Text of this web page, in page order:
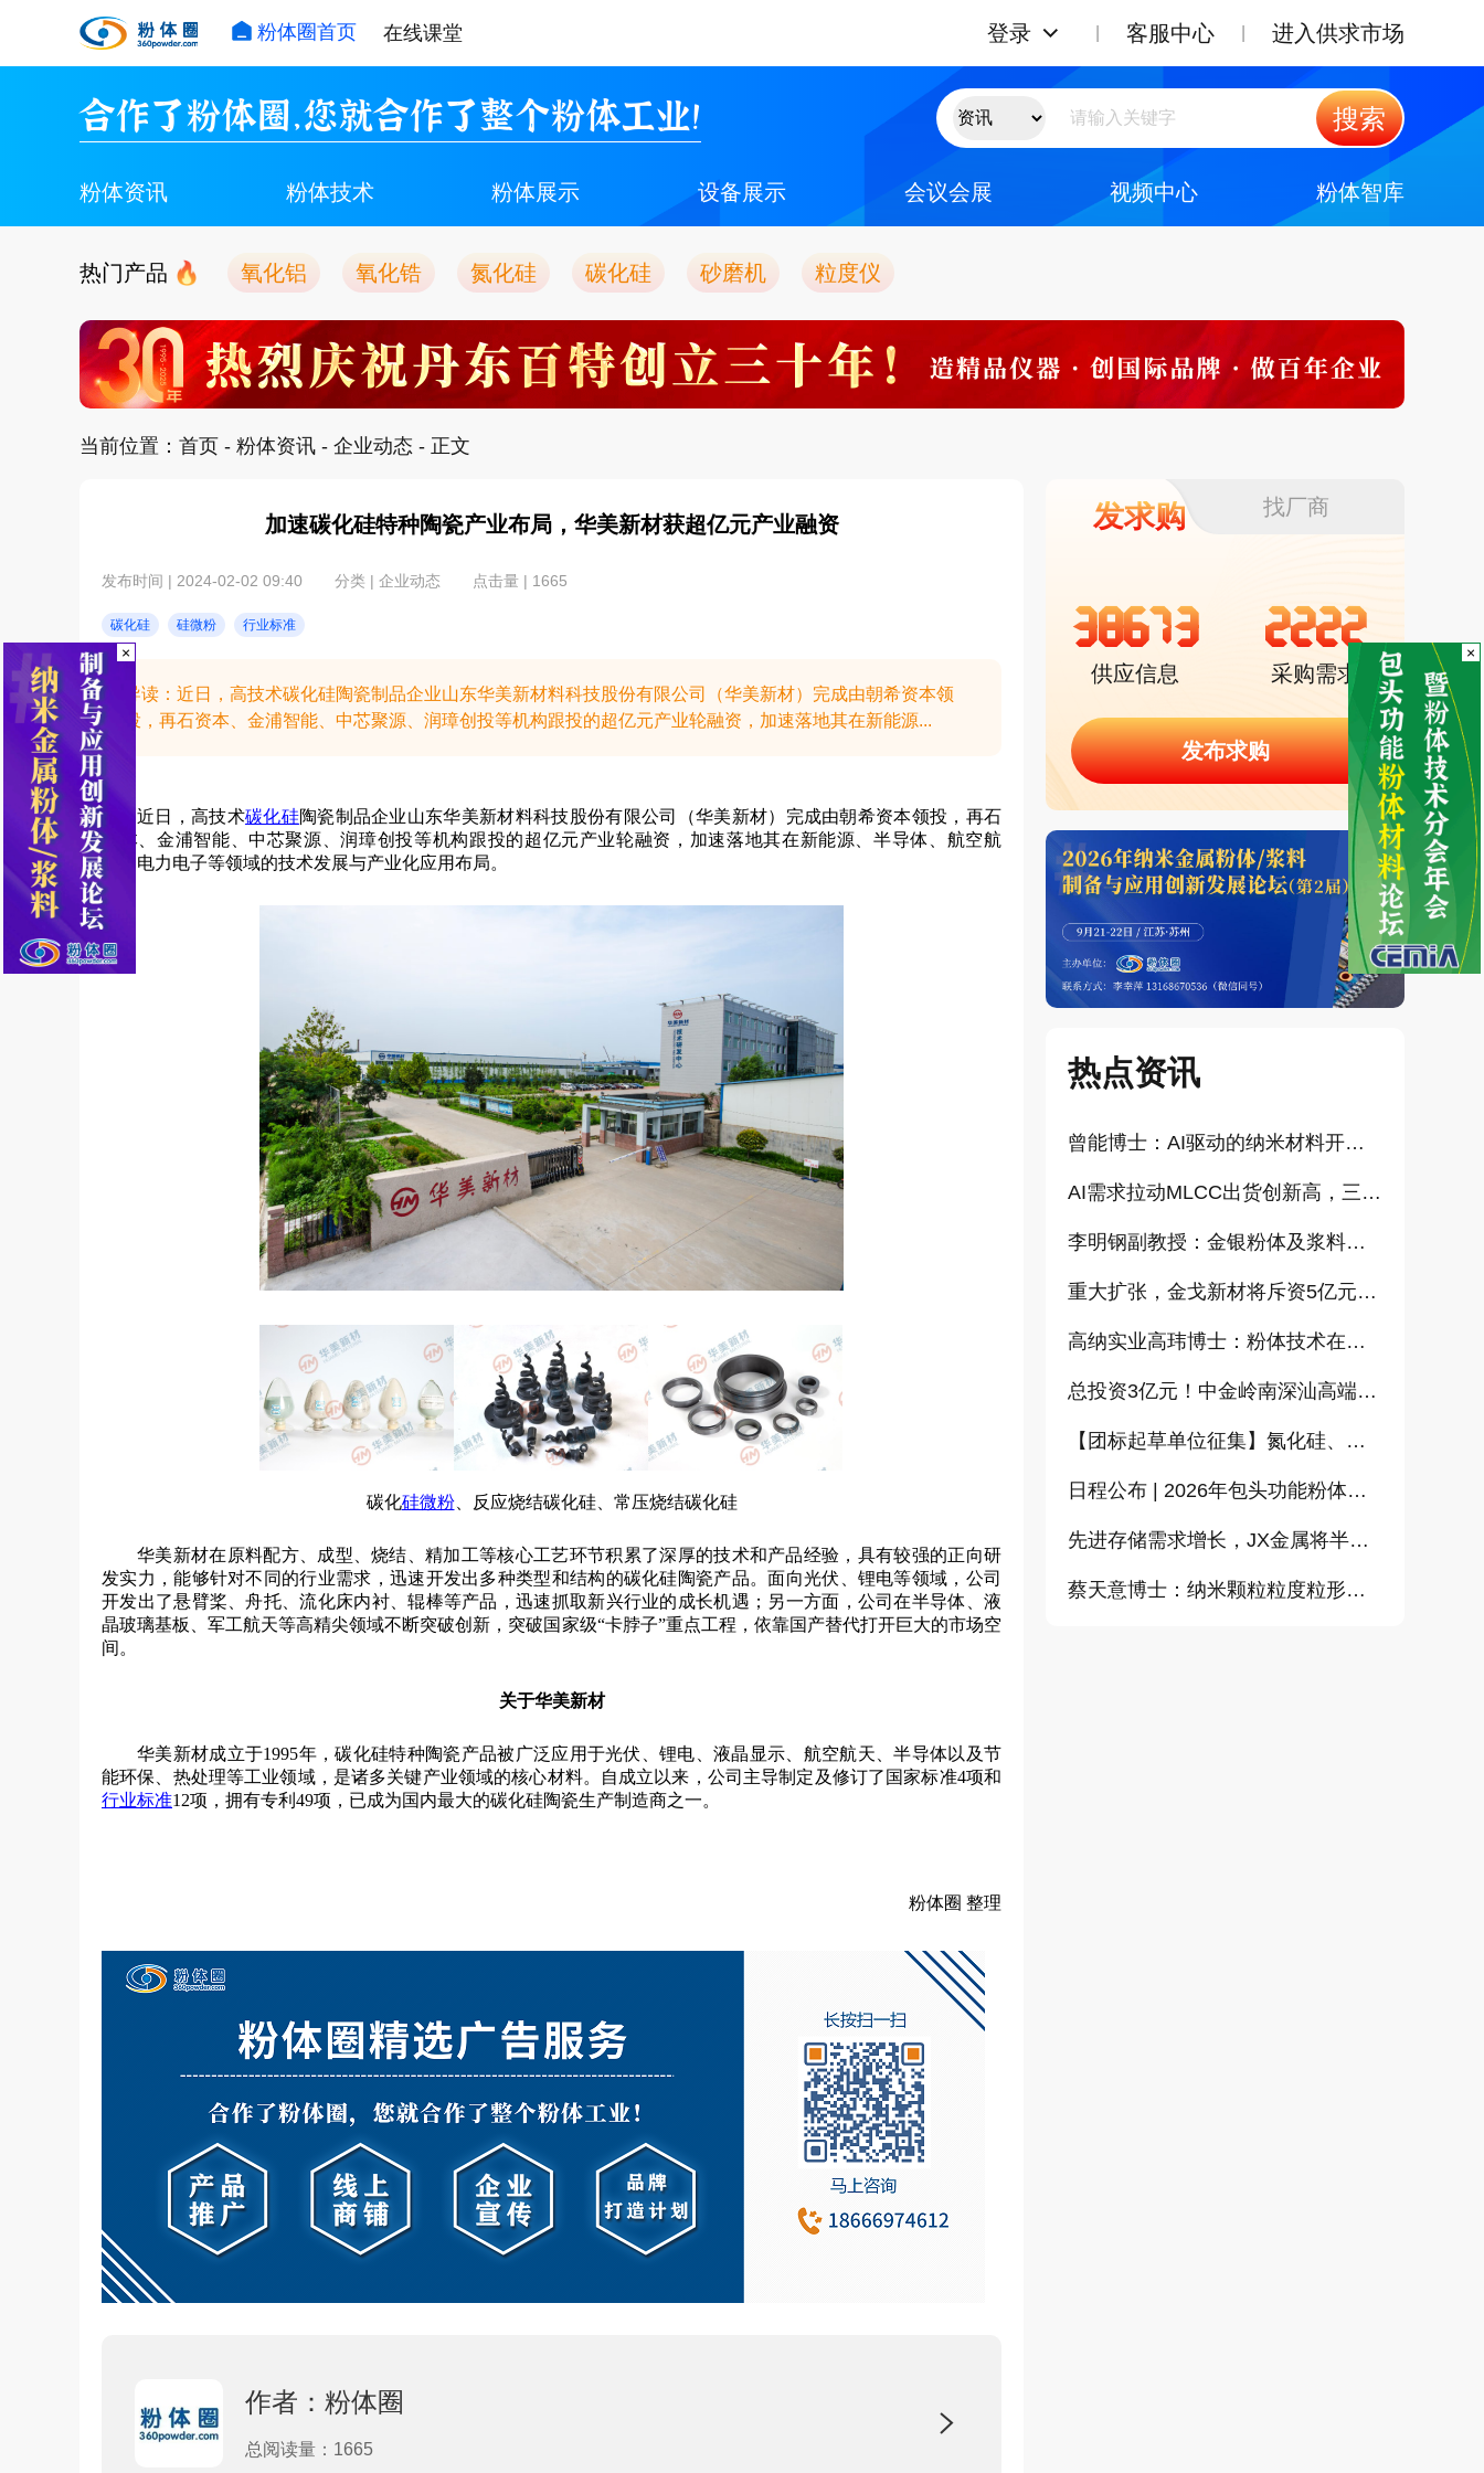
粉体圈首页 在线课堂 登录 客服中心 进入供求市场
合作了粉体圈，您就合作了整个粉体工业！ 搜索
粉体资讯 粉体技术 粉体展示 设备展示 会议会展 视频中心 粉体智库
热门产品 氧化铝 氧化锆 氮化硅 碳化硅 砂磨机 粒度仪
当前位置： 首页 - 粉体资讯 - 企业动态 - 正文
加速碳化硅特种陶瓷产业布局，华美新材获超亿元产业融资
发布时间 | 2024-02-02 09:40 分类 | 企业动态 点击量 | 1665
碳化硅 硅微粉 行业标准
导读：​近日，高技术碳化硅陶瓷制品企业山东华美新材料科技股份有限公司（华美新材）完成由朝希资本领
投，再石资本、金浦智能、中芯聚源、润璋创投等机构跟投的超亿元产业轮融资，加速落地其在新能源...
近日，高技术碳化硅陶瓷制品企业山东华美新材料科技股份有限公司（华美新材）完成由朝希资本领投，再石
资本、金浦智能、中芯聚源、润璋创投等机构跟投的超亿元产业轮融资，加速落地其在新能源、半导体、航空航
天、电力电子等领域的技术发展与产业化应用布局。
碳化硅微粉、反应烧结碳化硅、常压烧结碳化硅
华美新材在原料配方、成型、烧结、精加工等核心工艺环节积累了深厚的技术和产品经验，具有较强的正向研
发实力，能够针对不同的行业需求，迅速开发出多种类型和结构的碳化硅陶瓷产品。面向光伏、锂电等领域，公司
开发出了悬臂桨、舟托、流化床内衬、辊棒等产品，迅速抓取新兴行业的成长机遇；另一方面，公司在半导体、液
晶玻璃基板、军工航天等高精尖领域不断突破创新，突破国家级“卡脖子”重点工程，依靠国产替代打开巨大的市场空
间。
关于华美新材
华美新材成立于1995年，碳化硅特种陶瓷产品被广泛应用于光伏、锂电、液晶显示、航空航天、半导体以及节
能环保、热处理等工业领域，是诸多关键产业领域的核心材料。自成立以来，公司主导制定及修订了国家标准4项和
行业标准12项，拥有专利49项，已成为国内最大的碳化硅陶瓷生产制造商之一。
粉体圈 整理
作者：粉体圈
总阅读量：1665
发求购 找厂商
38673
供应信息
2222
采购需求
发布求购
热点资讯
曾能博士：AI驱动的纳米材料开发新范式技术研究及基地建设（报告）
AI需求拉动MLCC出货创新高，三星、太阳诱电相继涨价
李明钢副教授：金银粉体及浆料增值化路径探讨（报告）
重大扩张，金戈新材将斥资5亿元打造“功能性粉体新材料智能制造基地”
高纳实业高玮博士：粉体技术在电池材料工业中的进展与需求（报告）
总投资3亿元！中金岭南深汕高端金属复合材料扩产项目正式开工
【团标起草单位征集】氮化硅、金刚石、碳化铪、氧化铝等
日程公布 | 2026年包头功能粉体论坛暨CEMIA粉体技术分会2026年会
先进存储需求增长，JX金属将半导体溅射靶材加工能力提升至约2倍
蔡天意博士：纳米颗粒粒度粒形定量测量（偏振图像动态光散射）新技术
× ×